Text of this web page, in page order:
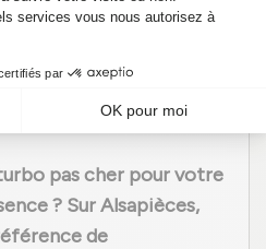
Turbo
cher
pas cher pour votre
? Sur Alsapièces,
de